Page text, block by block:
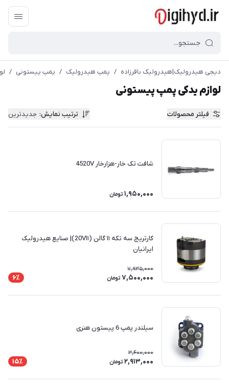
دیجی هیدرولیک|هیدرولیک باقرزاده / پمپ هیدرولیک / پمپ پیستونی /
لوازم یدکی پمپ پیستونی
فیلتر محصولات ترتیب نمایش: جدیدترین
شافت تک خار-هزارخار 4520V
1,950,000 تومان
کارتریج سه تکه ۱۱ گالن (20V۱۱)| صنایع هیدرولیک
ایرانیان
7,935,000
7,500,000 تومان 6٪
سیلندر پمپ 6 پیستون هنری
3,400,000
2,913,000 تومان 15٪